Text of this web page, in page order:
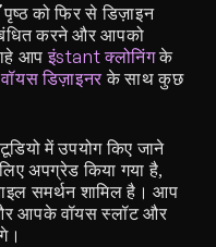
पृष्ठ को फिर से डिज़ाइन
करने और आपको
आप इंstant क्लोनिंग के
वॉयस डिज़ाइनर के साथ कुछ
में उपयोग किए जाने
अपग्रेड किया गया है,
समर्थन शामिल है। आप
आपके वॉयस स्लॉट और